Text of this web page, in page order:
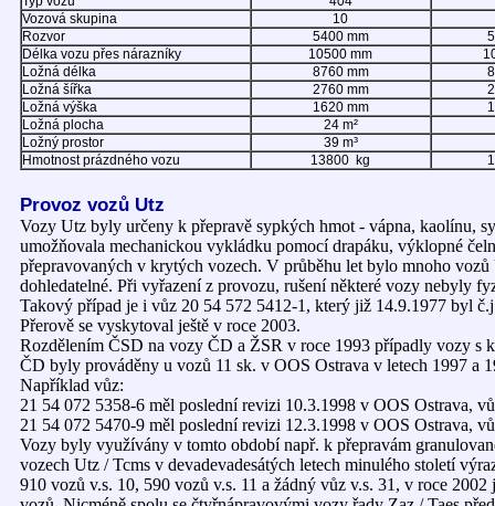
Vozová skupina
10
Rozvor
5400 mm
Délka vozu přes nárazníky
10500 mm
Ložná délka
8760 mm
Ložná šířka
2760 mm
Ložná výška
1620 mm
Ložná plocha
24 m²
Ložný prostor
39 m³
Hmotnost prázdného vozu
13800 kg
Provoz vozů Utz
Vozy Utz byly určeny k přepravě sypkých hmot - vápna, kaolínu,
umožňovala mechanickou vykládku pomocí drapáku, výklopné
přepravovaných v krytých vozech. V průběhu let bylo mnoho
dohledatelné. Při vyřazení z provozu, rušení některé vozy nebyly
Takový případ je i vůz 20 54 572 5412-1, který již 14.9.1977 byl
Přerově se vyskytoval ještě v roce 2003.
Rozdělením ČSD na vozy ČD a ŽSR v roce 1993 případly vozy s
ČD byly prováděny u vozů 11 sk. v OOS Ostrava v letech 1997 a
Například vůz:
21 54 072 5358-6 měl poslední revizi 10.3.1998 v OOS Ostrava,
21 54 072 5470-9 měl poslední revizi 12.3.1998 v OOS Ostrava,
Vozy byly využívány v tomto období např. k přepravám
vozech Utz / Tcms v devadevadesátých letech minulého století
910 vozů v.s. 10, 590 vozů v.s. 11 a žádný vůz v.s. 31, v roce